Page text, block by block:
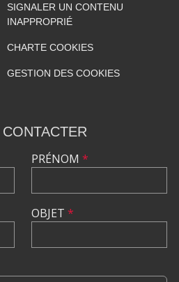
SIGNALER UN CONTENU
INAPPROPRIÉ
CHARTE COOKIES
GESTION DES COOKIES
PRÉNOM *
OBJET *